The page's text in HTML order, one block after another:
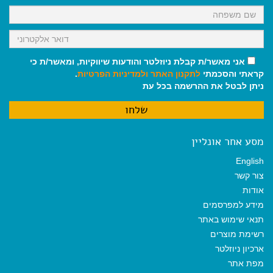
אני מאשר/ת קבלת ניוזלטר והודעות שיווקיות, ומאשר/ת כי
קראתי והסכמתי לתקנון האתר ולמדיניות הפרטיות.
ניתן לבטל את ההרשמה בכל עת
מסע אחר אונליין
English
צור קשר
אודות
מידע למפרסמים
תנאי שימוש באתר
רשימת מוצרים
ארכיון ניוזלטר
מפת אתר